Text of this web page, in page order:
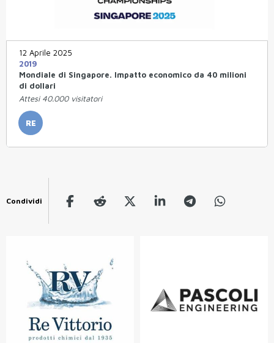
12 Aprile 2025
2019
Mondiale di Singapore. Impatto economico da 40 milioni
di dollari
Attesi 40.000 visitatori
RE
Condividi